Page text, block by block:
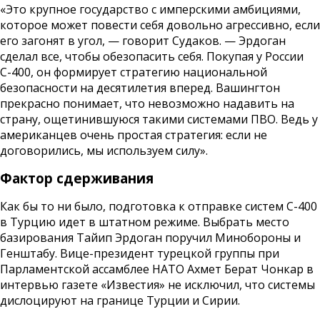
«Это крупное государство с имперскими амбициями,
которое может повести себя довольно агрессивно, если
его загонят в угол, — говорит Судаков. — Эрдоган
сделал все, чтобы обезопасить себя. Покупая у России
С-400, он формирует стратегию национальной
безопасности на десятилетия вперед. Вашингтон
прекрасно понимает, что невозможно надавить на
страну, ощетинившуюся такими системами ПВО. Ведь у
американцев очень простая стратегия: если не
договорились, мы используем силу».
Фактор сдерживания
Как бы то ни было, подготовка к отправке систем С-400
в Турцию идет в штатном режиме. Выбрать место
базирования Тайип Эрдоган поручил Минобороны и
Генштабу. Вице-президент турецкой группы при
Парламентской ассамблее НАТО Ахмет Берат Чонкар в
интервью газете «Известия» не исключил, что системы
дислоцируют на границе Турции и Сирии.